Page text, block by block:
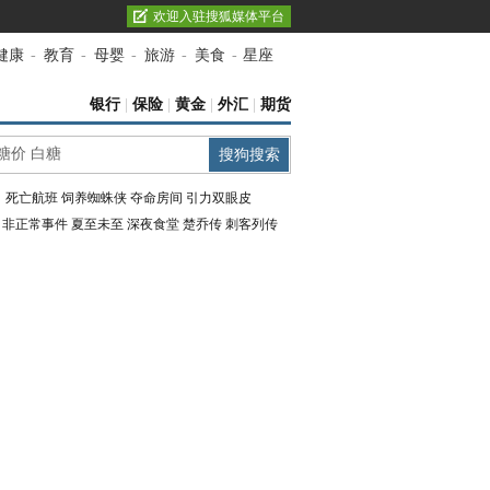
欢迎入驻搜狐媒体平台
康 - 教育 - 母婴 - 旅游 - 美食 - 星座
银行| 保险 黄金 外汇 期货
死亡航班 饲养蜘蛛侠 夺命房间 引力双眼皮
非正常事件 夏至未至 深夜食堂 楚乔传 刺客列传